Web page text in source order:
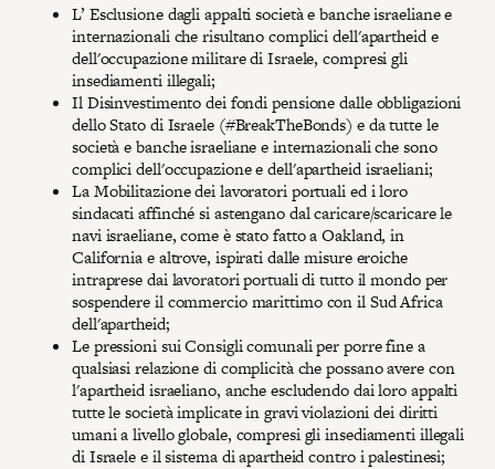
L’ Esclusione dagli appalti società e banche israeliane e
internazionali che risultano complici dell'apartheid e
dell'occupazione militare di Israele, compresi gli
insediamenti illegali;
Il Disinvestimento dei fondi pensione dalle obbligazioni
dello Stato di Israele (#BreakTheBonds) e da tutte le
società e banche israeliane e internazionali che sono
complici dell'occupazione e dell'apartheid israeliani;
La Mobilitazione dei lavoratori portuali ed i loro
sindacati affinché si astengano dal caricare/scaricare le
navi israeliane, come è stato fatto a Oakland, in
California e altrove, ispirati dalle misure eroiche
intraprese dai lavoratori portuali di tutto il mondo per
sospendere il commercio marittimo con il Sud Africa
dell'apartheid;
Le pressioni sui Consigli comunali per porre fine a
qualsiasi relazione di complicità che possano avere con
l'apartheid israeliano, anche escludendo dai loro appalti
tutte le società implicate in gravi violazioni dei diritti
umani a livello globale, compresi gli insediamenti illegali
di Israele e il sistema di apartheid contro i palestinesi;